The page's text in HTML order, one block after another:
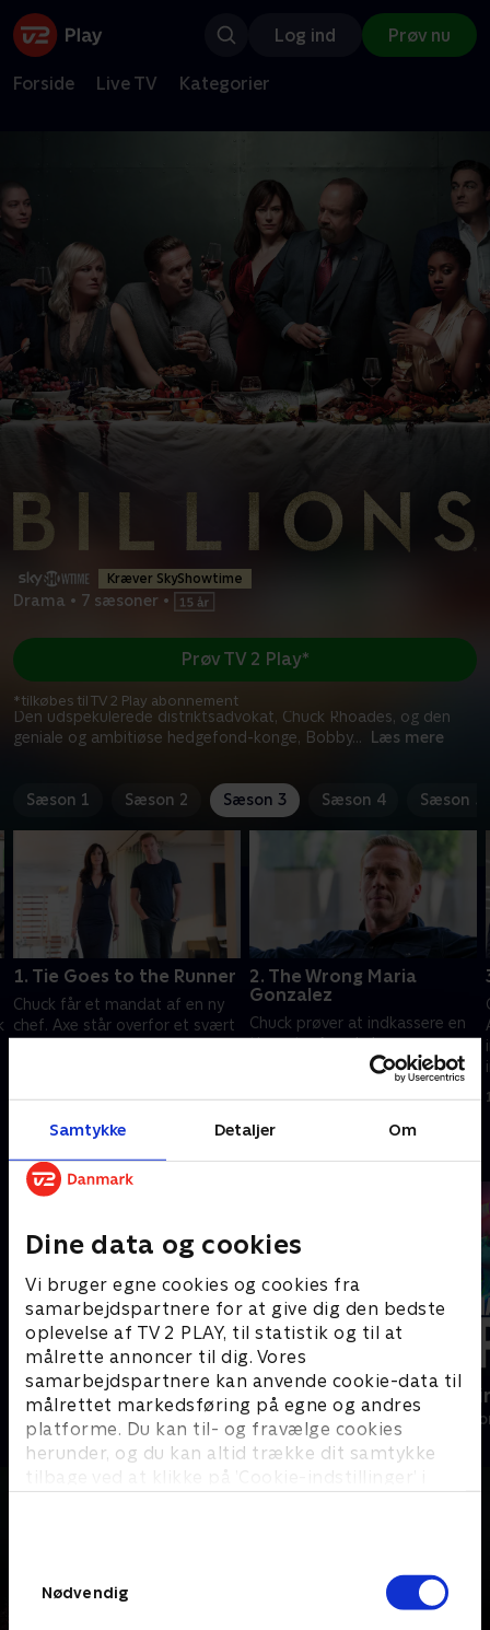
Samtykke Detaljer Om
Dine data og cookies
Vi bruger egne cookies og cookies fra
samarbejdspartnere for at give dig den bedste
oplevelse af TV 2 PLAY, til statistik og til at
målrette annoncer til dig. Vores
samarbejdspartnere kan anvende cookie-data til
målrettet markedsføring på egne og andres
platforme. Du kan til- og fravælge cookies
herunder, og du kan altid trække dit samtykke
tilbage ved at klikke på ’Cookie-indstillinger’ i
Nødvendig
Log ind Prøv nu
Forside Live TV Kategorier
Kræver SkyShowtime
Drama • 7 sæsoner •
Den udspekulerede distriktsadvokat, Chuck Rhoades, og den
geniale og ambitiøse hedgefond-konge, Bobby... Læs mere
Prøv TV 2 Play*
*tilkøbes til TV 2 Play abonnement
Sæson 1 Sæson 2 Sæson 3 Sæson 4 Sæson 5
1. Tie Goes to the Runner
Chuck får et mandat af en ny
chef. Axe står overfor et svært
1. juli 2021 • 56 min
2. The Wrong Maria
Gonzalez
Chuck prøver at indkassere en
tjeneste. Axe skaber nye
kreative måder at handle på.
Nepobaby
Drama • 1 sæsoner
Happy
Drama • 1